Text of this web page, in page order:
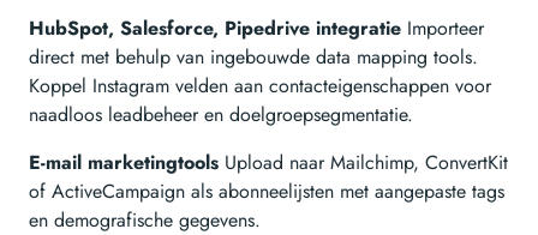
HubSpot, Salesforce, Pipedrive integratie Importeer
direct met behulp van ingebouwde data mapping tools.
Koppel Instagram velden aan contacteigenschappen voor
naadloos leadbeheer en doelgroepsegmentatie.
E-mail marketingtools Upload naar Mailchimp, ConvertKit
of ActiveCampaign als abonneelijsten met aangepaste tags
en demografische gegevens.